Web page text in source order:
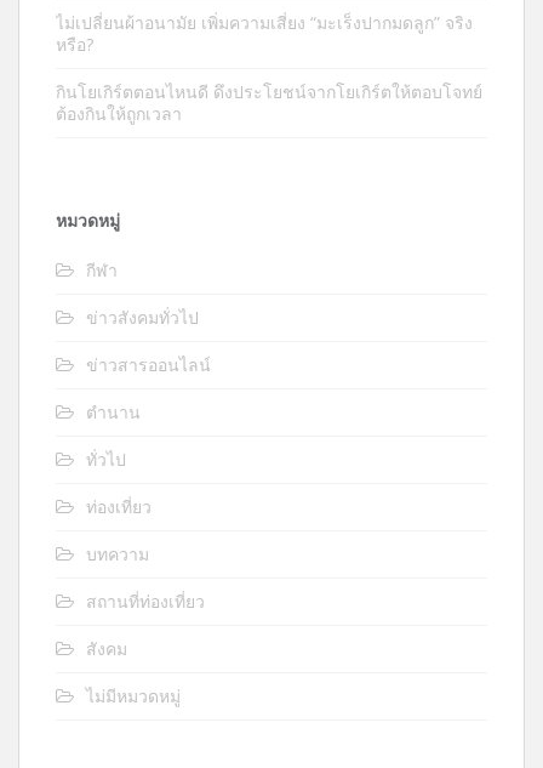
ไม่เปลี่ยนผ้าอนามัย เพิ่มความเสี่ยง “มะเร็งปากมดลูก” จริง
หรือ?
กินโยเกิร์ตตอนไหนดี ดึงประโยชน์จากโยเกิร์ตให้ตอบโจทย์
ต้องกินให้ถูกเวลา
หมวดหมู่
กีฬา
ข่าวสังคมทั่วไป
ข่าวสารออนไลน์
ตำนาน
ทั่วไป
ท่องเที่ยว
บทความ
สถานที่ท่องเที่ยว
สังคม
ไม่มีหมวดหมู่